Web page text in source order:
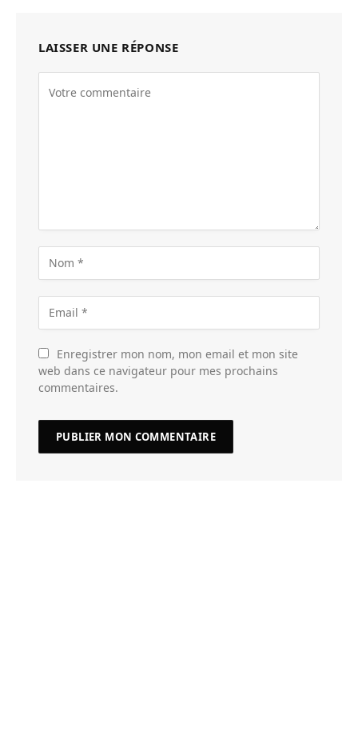
LAISSER UNE RÉPONSE
Enregistrer mon nom, mon email et mon site
web dans ce navigateur pour mes prochains
commentaires.